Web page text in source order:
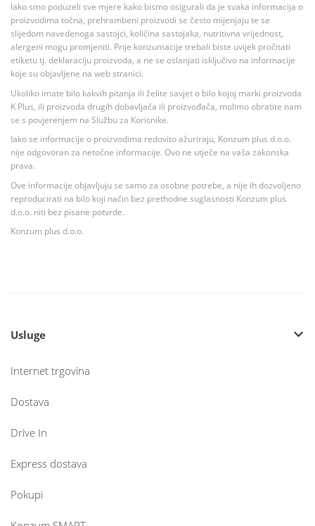
Iako smo poduzeli sve mjere kako bismo osigurali da je svaka informacija o
proizvodima točna, prehrambeni proizvodi se često mijenjaju te se
slijedom navedenoga sastojci, količina sastojaka, nutritivna vrijednost,
alergeni mogu promjeniti. Prije konzumacije trebali biste uvijek pročitati
etiketu tj. deklaraciju proizvoda, a ne se oslanjati isključivo na informacije
koje su objavljene na web stranici.
Ukoliko imate bilo kakvih pitanja ili želite savjet o bilo kojoj marki proizvoda
K Plus, ili proizvoda drugih dobavljača ili proizvođača, molimo obratite nam
se s povjerenjem na Službu za Korisnike.
Iako se informacije o proizvodima redovito ažuriraju, Konzum plus d.o.o.
nije odgovoran za netočne informacije. Ovo ne utječe na vaša zakonska
prava.
Ove informacije objavljuju se samo za osobne potrebe, a nije ih dozvoljeno
reproducirati na bilo koji način bez prethodne suglasnosti Konzum plus
d.o.o. niti bez pisane potvrde.
Konzum plus d.o.o.
Usluge
Internet trgovina
Dostava
Drive In
Express dostava
Pokupi